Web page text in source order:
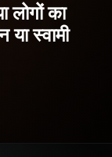
लोगों का
या स्वामी